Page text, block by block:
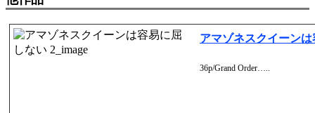
アマゾネスクイーン
36p/Grand Order…..